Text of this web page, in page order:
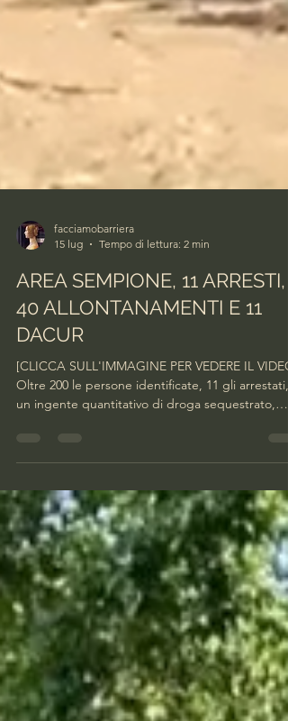
facciamobarriera
15 lug
Tempo di lettura: 2 min
AREA SEMPIONE, 11 ARRESTI,
DACUR
[CLICCA SULL'IMMAGINE PER VEDERE IL
emessi 40 allontanamenti e 12 Dacur. La Questura
14 luglio, che si è concluso nella tarda serata e
sottolinea che sarà replicato nei prossimi giorni
con analoghe modalità in altre aree a rischio per
integrare l’attività di presidio permanente in atto
da lungo periodo in tutta la ci